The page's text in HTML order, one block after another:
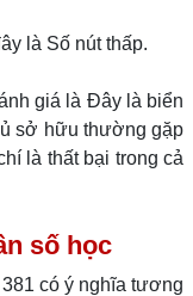
là Số nút thấp.
giá là Đây là biển
sở hữu thường gặp
là thất bại trong cả
số học
có ý nghĩa tương